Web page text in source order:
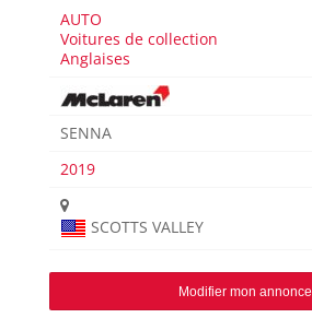
AUTO
Voitures de collection
Anglaises
SENNA
2019
SCOTTS VALLEY
Modifier mon annonce